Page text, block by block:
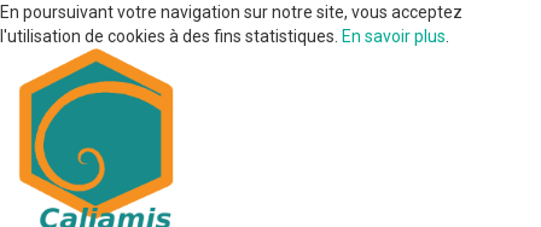
En poursuivant votre navigation sur notre site, vous acceptez
l'utilisation de cookies à des fins statistiques. En savoir plus